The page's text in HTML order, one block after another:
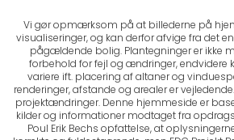
Vi gør opmærksom på at billederne på
visualiseringer, og kan derfor afvige fra det
pågældende bolig. Plantegninger er ikke
forbehold for fejl og ændringer, endvidere
variere ift. placering af altaner og
renderinger, afstande og arealer er
projektændringer. Denne hjemmeside er
kilder og informationer modtaget fra
Poul Erik Bechs opfattelse, at